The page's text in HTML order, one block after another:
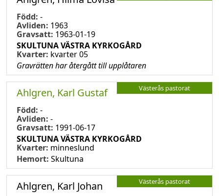
Född: -
Avliden: 1963
Gravsatt: 1963-01-19
SKULTUNA VÄSTRA KYRKOGÅRD
Kvarter: kvarter 05
Gravrätten har återgått till upplåtaren
Västerås pastorat
Ahlgren, Karl Gustaf
Född: -
Avliden: -
Gravsatt: 1991-06-17
SKULTUNA VÄSTRA KYRKOGÅRD
Kvarter: minneslund
Hemort: Skultuna
Västerås pastorat
Ahlgren, Karl Johan